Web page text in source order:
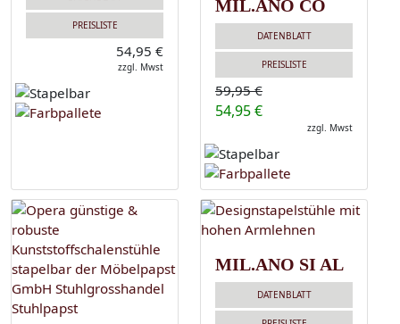
PREISLISTE
54,95 €
zzgl. Mwst
MIL.ANO CO
DATENBLATT
PREISLISTE
59,95 €
54,95 €
zzgl. Mwst
MIL.ANO SI AL
DATENBLATT